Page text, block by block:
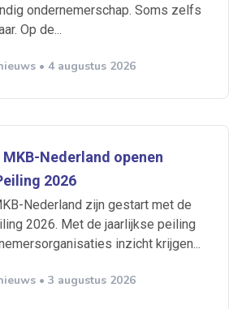
ondernemerschap. Soms zelfs
Op de...
• 4 augustus 2026
MKB-Nederland openen
2026
Nederland zijn gestart met de
2026. Met de jaarlijkse peiling
inzicht krijgen...
• 3 augustus 2026
direct in
ABU
Bureau Cicero
Flexnieuws
NBBU